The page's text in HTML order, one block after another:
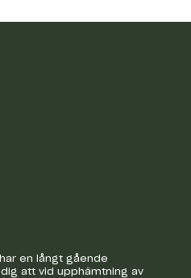
en långt gående
att vid upphämtning av